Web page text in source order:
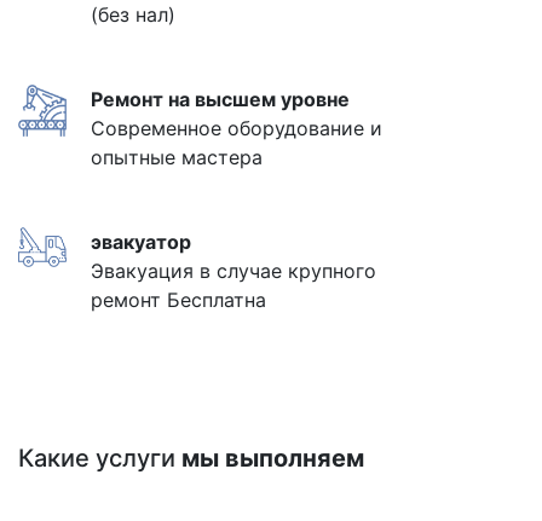
(без нал)
Ремонт на высшем уровне
Современное оборудование и
опытные мастера
эвакуатор
Эвакуация в случае крупного
ремонт Бесплатна
Какие услуги мы выполняем